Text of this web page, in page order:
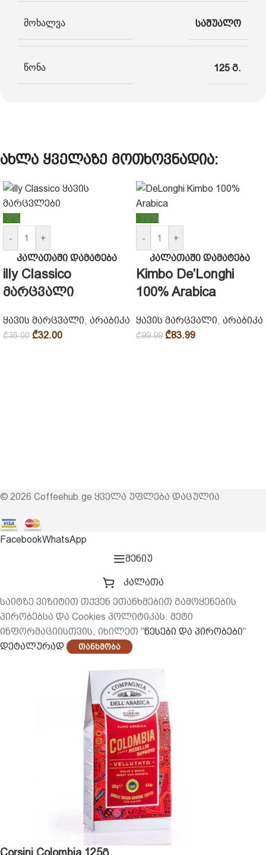
მოხალვა საშუალო
წონა 125 გ.
ახლა ყველაზე მოთხოვნადია:
-9%
-
+
კალათაში დამატება
illy Classico
მარცვალი
ყავის მარცვალი, არაბიკა
₾35.00 ₾32.00
-16%
-
+
კალათაში დამატება
Kimbo De’Longhi
100% Arabica
ყავის მარცვალი, არაბიკა
₾99.99 ₾83.99
© 2026 Coffeehub.ge ყველა უფლება დაცულია
FacebookWhatsApp
მენიუ
კალათა
საიტზე ვიზიტით თქვენ ეთანხმებით გამოყენების
პირობებსა და Cookies პოლიტიკას. მეტი
ინფორმაციისთვის, იხილეთ "წესები და პირობები"
დეტალურად
Თანხმობა
Corsini Colombia 125გ.